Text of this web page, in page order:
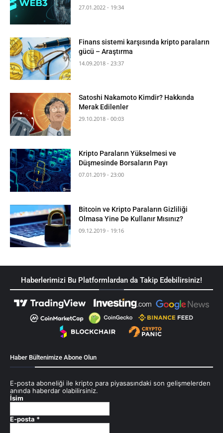
27.01.2022 - 19:34
Finans sistemi karşısında kripto paraların
gücü – Araştırma
14.09.2018 - 23:37
Satoshi Nakamoto Kimdir? Hakkında
Merak Edilenler
29.10.2018 - 00:03
Kripto Paraların Yükselmesi ve
Düşmesinde Borsaların Payı
07.01.2019 - 23:00
Bitcoin ve Kripto Paraların Gizliliği
Olmasa Yine De Kullanır Mısınız?
09.12.2019 - 19:16
Haberlerimizi Bu Platformlardan da Takip Edebilirsiniz!
Haber Bültenimize Abone Olun
E-posta aboneliği ile kripto para piyasasındaki son gelişmelerden
anında haberdar olabilirsiniz.
İsim
E-posta *